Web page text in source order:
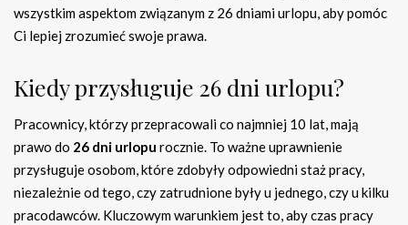
wszystkim aspektom związanym z 26 dniami urlopu, aby pomóc
Ci lepiej zrozumieć swoje prawa.
Kiedy przysługuje 26 dni urlopu?
Pracownicy, którzy przepracowali co najmniej 10 lat, mają
prawo do 26 dni urlopu rocznie. To ważne uprawnienie
przysługuje osobom, które zdobyły odpowiedni staż pracy,
niezależnie od tego, czy zatrudnione były u jednego, czy u kilku
pracodawców. Kluczowym warunkiem jest to, aby czas pracy